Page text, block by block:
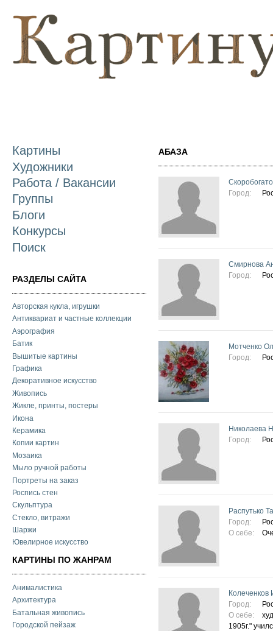
Картины
Художники
Работа / Вакансии
Группы
Блоги
Конкурсы
Поиск
РАЗДЕЛЫ САЙТА
Авторская кукла, игрушки
Антиквариат и частные коллекции
Аэрография
Батик
Вышитые картины
Графика
Декоративное искусство
Живопись
Жикле, принты, постеры
Икона
Керамика
Копии картин
Мозаика
Мыло ручной работы
Портреты на заказ
Роспись стен
Скульптура
Стекло, витражи
Шаржи
Ювелирное искусство
КАРТИНЫ ПО ЖАНРАМ
Анималистика
Архитектура
Батальная живопись
Городской пейзаж
АБАЗА
Город:
Смирнова
Город:
Мотченко
Город:
Николаева
Город:
Распутько
Город:
О себе:
Колеченков
Город:
О себе:
1905г."